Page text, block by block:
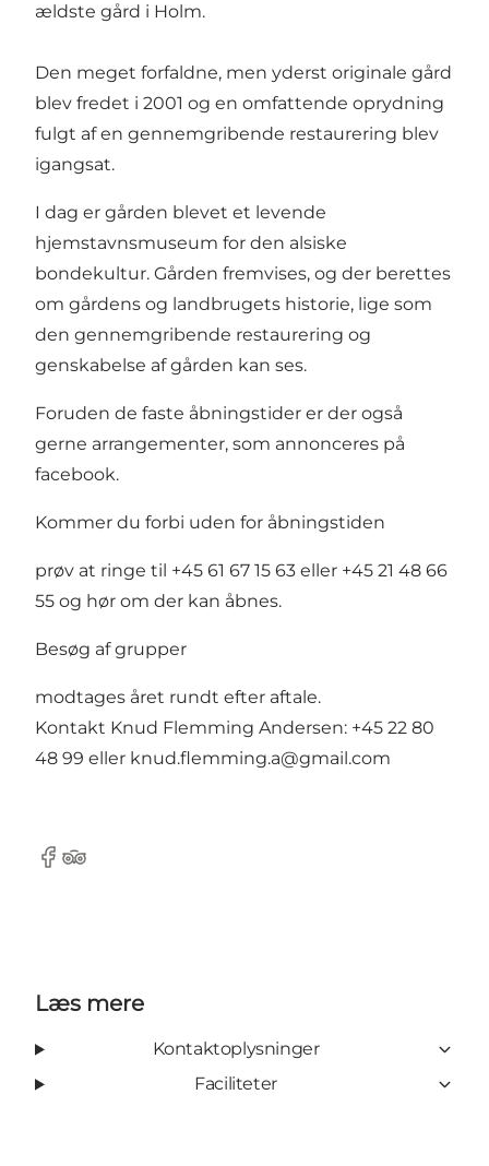
ældste gård i Holm.
Den meget forfaldne, men yderst originale gård
blev fredet i 2001 og en omfattende oprydning
fulgt af en gennemgribende restaurering blev
igangsat.
I dag er gården blevet et levende
hjemstavnsmuseum for den alsiske
bondekultur. Gården fremvises, og der berettes
om gårdens og landbrugets historie, lige som
den gennemgribende restaurering og
genskabelse af gården kan ses.
Foruden de faste åbningstider er der også
gerne arrangementer, som annonceres på
facebook.
Kommer du forbi uden for åbningstiden
prøv at ringe til +45 61 67 15 63 eller +45 21 48 66
55 og hør om der kan åbnes.
Besøg af grupper
modtages året rundt efter aftale.
Kontakt Knud Flemming Andersen: +45 22 80
48 99 eller knud.flemming.a@gmail.com
facebook
Tripadvisor
Læs mere
Kontaktoplysninger
Faciliteter